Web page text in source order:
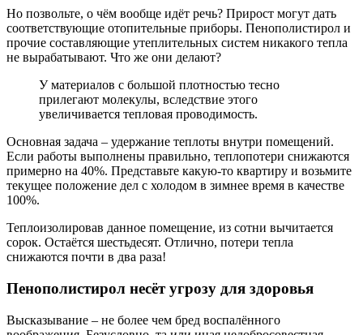
Но позвольте, о чём вообще идёт речь? Прирост могут дать
соответствующие отопительные приборы. Пенополистирол и
прочие составляющие утеплительных систем никакого тепла
не вырабатывают. Что же они делают?
У материалов с большой плотностью тесно
прилегают молекулы, вследствие этого
увеличивается тепловая проводимость.
Основная задача – удержание теплоты внутри помещений.
Если работы выполнены правильно, теплопотери снижаются
примерно на 40%. Представьте какую-то квартиру и возьмите
текущее положение дел с холодом в зимнее время в качестве
100%.
Теплоизолировав данное помещение, из сотни вычитается
сорок. Остаётся шестьдесят. Отлично, потери тепла
снижаются почти в два раза!
Пенополистирол несёт угрозу для здоровья
Высказывание – не более чем бред воспалённого